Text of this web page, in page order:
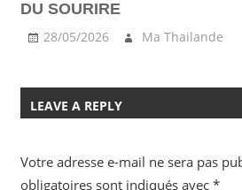
DU SOURIRE
28/05/2026 Ma Thailande
LEAVE A REPLY
Votre adresse e-mail ne sera pas
obligatoires sont indiqués avec *